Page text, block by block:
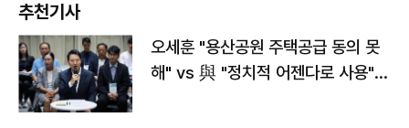
추천기사
오세훈 "용산공원 주택공급 동의 못
해" vs 與 "정치적 어젠다로 사용"